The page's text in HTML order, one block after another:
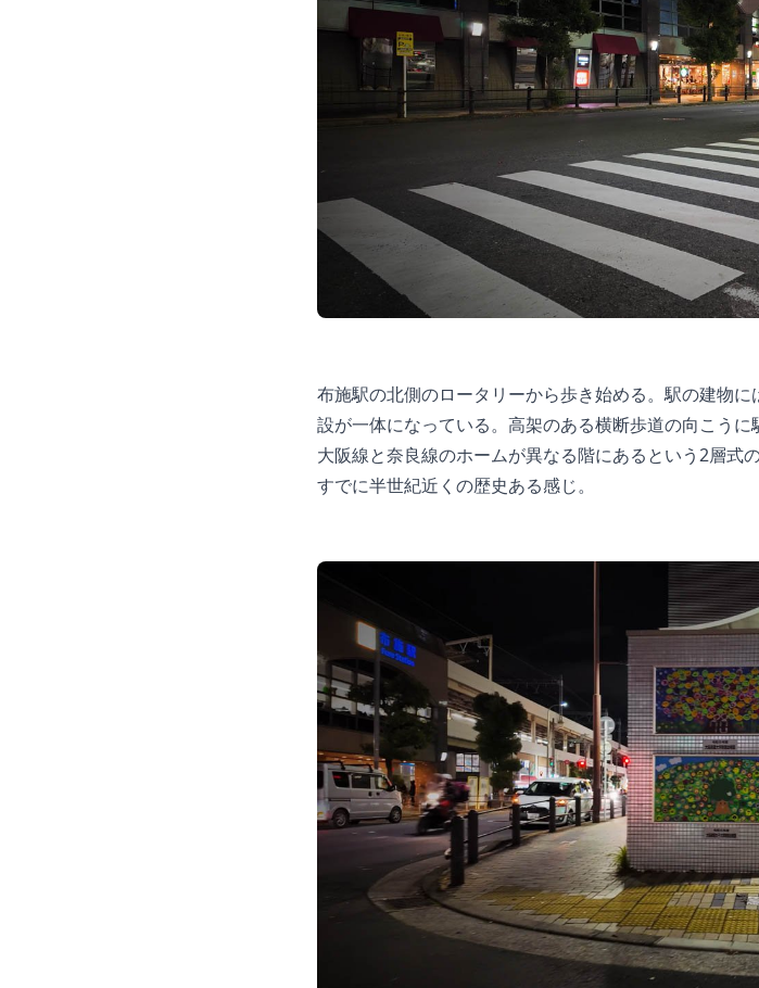
布施駅の北側のロータリーから歩き始める。駅の建物
設が一体になっている。高架のある横断歩道の向こうに
大阪線と奈良線のホームが異なる階にあるという2層式
すでに半世紀近くの歴史ある感じ。